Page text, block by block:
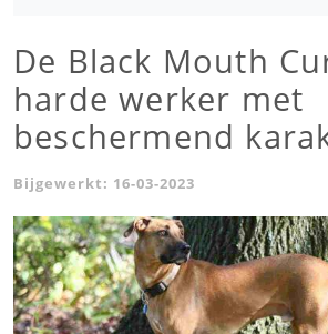
De Black Mouth
harde werker met
beschermend
Bijgewerkt: 16-03-2023